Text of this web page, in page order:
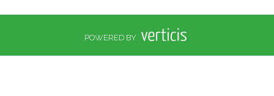
POWERED BY